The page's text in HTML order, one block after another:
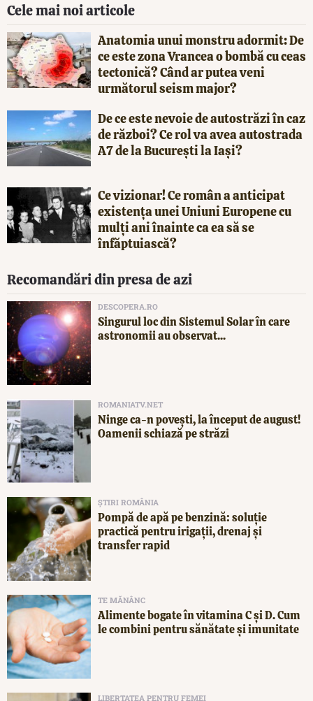
Cele mai noi articole
Anatomia unui monstru adormit: De
ce este zona Vrancea o bombă cu ceas
tectonică? Când ar putea veni
următorul seism major?
De ce este nevoie de autostrăzi în caz
de război? Ce rol va avea autostrada
A7 de la București la Iași?
Ce vizionar! Ce român a anticipat
existența unei Uniuni Europene cu
mulți ani înainte ca ea să se
înfăptuiască?
Recomandări din presa de azi
DESCOPERA.RO
Singurul loc din Sistemul Solar în care
astronomii au observat...
ROMANIATV.NET
Ninge ca-n povești, la început de august!
Oamenii schiază pe străzi
ȘTIRI ROMÂNIA
Pompă de apă pe benzină: soluție
practică pentru irigații, drenaj și
transfer rapid
TE MĂNÂNC
Alimente bogate în vitamina C și D. Cum
le combini pentru sănătate și imunitate
LIBERTATEA PENTRU FEMEI